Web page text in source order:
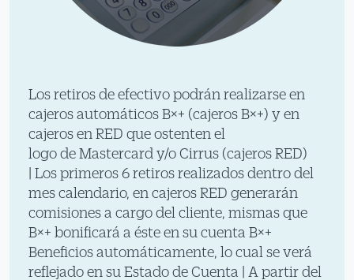
Los retiros de efectivo podrán realizarse en
cajeros automáticos B×+ (cajeros B×+) y en
cajeros en RED que ostenten el
logo de Mastercard y/o Cirrus (cajeros RED)
| Los primeros 6 retiros realizados dentro del
mes calendario, en cajeros RED generarán
comisiones a cargo del cliente, mismas que
B×+ bonificará a éste en su cuenta B×+
Beneficios automáticamente, lo cual se verá
reflejado en su Estado de Cuenta | A partir del